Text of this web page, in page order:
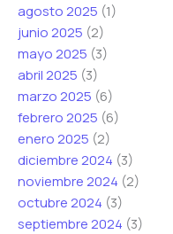
agosto 2025 (1)
junio 2025 (2)
mayo 2025 (3)
abril 2025 (3)
marzo 2025 (6)
febrero 2025 (6)
enero 2025 (2)
diciembre 2024 (3)
noviembre 2024 (2)
octubre 2024 (3)
septiembre 2024 (3)